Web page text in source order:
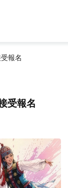
報名
受報名